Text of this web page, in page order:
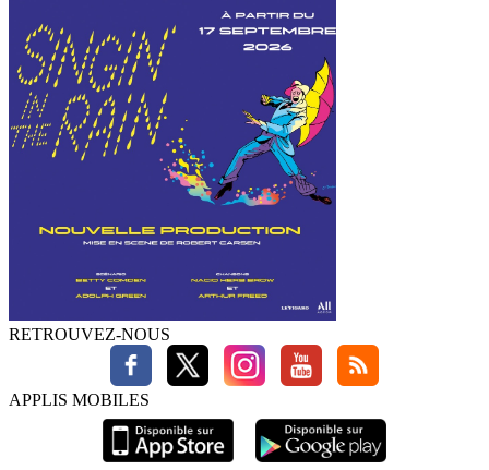
RETROUVEZ-NOUS
APPLIS MOBILES